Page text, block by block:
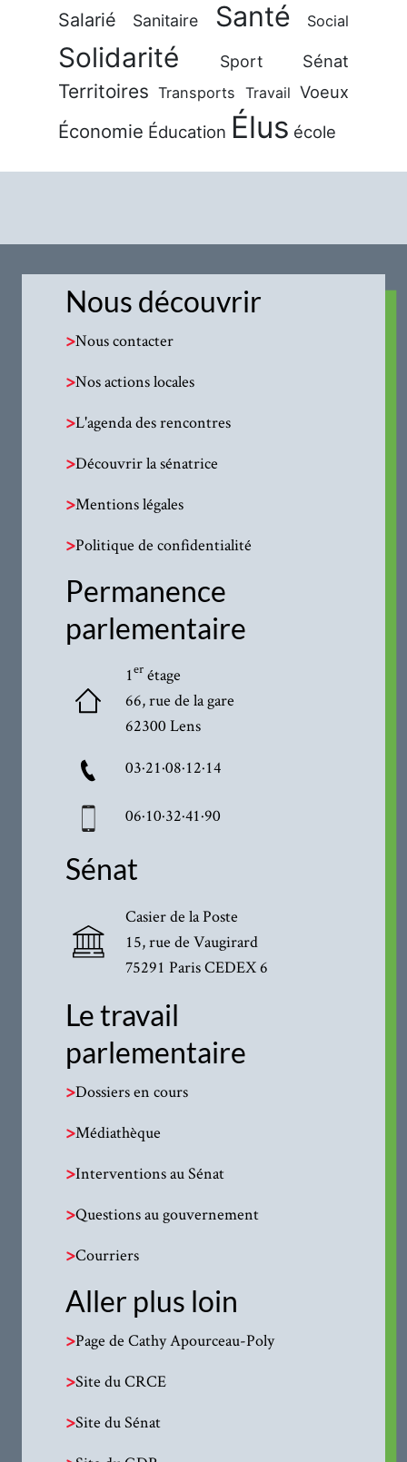
Salarié Sanitaire Santé Social
Solidarité Sport Sénat
Territoires Transports Travail Voeux
Économie Éducation Élus école
Nous découvrir
>Nous contacter
>Nos actions locales
>L'agenda des rencontres
>Découvrir la sénatrice
>Mentions légales
>Politique de confidentialité
Permanence
parlementaire
1erétage
66, rue de la gare
62300 Lens
03·21·08·12·14
06·10·32·41·90
Sénat
Casier de la Poste
15, rue de Vaugirard
75291 Paris CEDEX 6
Le travail
parlementaire
>Dossiers en cours
>Médiathèque
>Interventions au Sénat
>Questions au gouvernement
>Courriers
Aller plus loin
>Page de Cathy Apourceau-Poly
>Site du CRCE
>Site du Sénat